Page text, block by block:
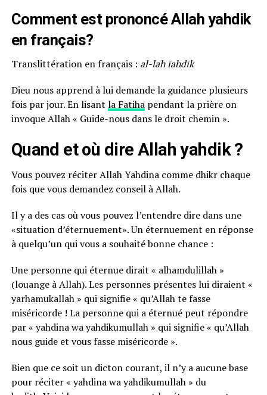
Comment est prononcé Allah yahdik
en français?
Translittération en français : al-lah īahdīk
Dieu nous apprend à lui demande la guidance plusieurs
fois par jour. En lisant la Fatihapendant la prière on
invoque Allah « Guide-nous dans le droit chemin ».
Quand et où dire Allah yahdik ?
Vous pouvez réciter Allah Yahdina comme dhikr chaque
fois que vous demandez conseil à Allah.
Il y a des cas où vous pouvez l’entendre dire dans une
«situation d’éternuement». Un éternuement en réponse
à quelqu’un qui vous a souhaité bonne chance :
Une personne qui éternue dirait « alhamdulillah »
(louange à Allah). Les personnes présentes lui diraient «
yarhamukallah » qui signifie « qu’Allah te fasse
miséricorde ! La personne qui a éternué peut répondre
par « yahdina wa yahdikumullah » qui signifie « qu’Allah
nous guide et vous fasse miséricorde ».
Bien que ce soit un dicton courant, il n’y a aucune base
pour réciter « yahdina wa yahdikumullah » du